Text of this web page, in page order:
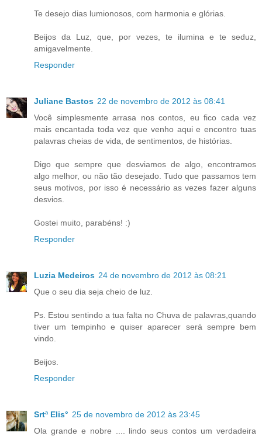
Te desejo dias lumionosos, com harmonia e glórias.
Beijos da Luz, que, por vezes, te ilumina e te seduz,
amigavelmente.
Responder
Juliane Bastos 22 de novembro de 2012 às 08:41
Você simplesmente arrasa nos contos, eu fico cada vez
mais encantada toda vez que venho aqui e encontro tuas
palavras cheias de vida, de sentimentos, de histórias.
Digo que sempre que desviamos de algo, encontramos
algo melhor, ou não tão desejado. Tudo que passamos tem
seus motivos, por isso é necessário as vezes fazer alguns
desvios.
Gostei muito, parabéns! :)
Responder
Luzia Medeiros 24 de novembro de 2012 às 08:21
Que o seu dia seja cheio de luz.
Ps. Estou sentindo a tua falta no Chuva de palavras,quando
tiver um tempinho e quiser aparecer será sempre bem
vindo.
Beijos.
Responder
Srtª Elis° 25 de novembro de 2012 às 23:45
Ola grande e nobre .... lindo seus contos um verdadeira